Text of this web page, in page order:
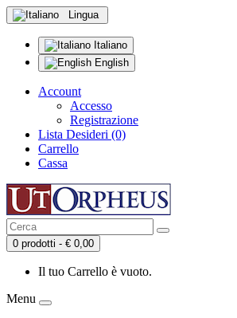
Lingua
Italiano
English
Account
Accesso
Registrazione
Lista Desideri (0)
Carrello
Cassa
0 prodotti - € 0,00
Il tuo Carrello è vuoto.
Menu